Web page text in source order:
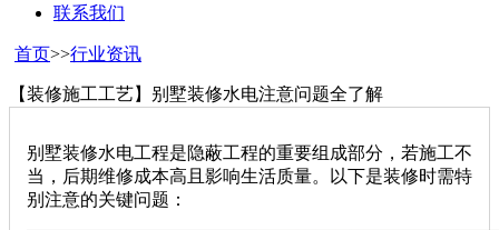
联系我们
首页>>行业资讯
【装修施工工艺】别墅装修水电注意问题全了解
别墅装修水电工程是隐蔽工程的重要组成部分，若施工不
当，后期维修成本高且影响生活质量。以下是装修时需特
别注意的关键问题：